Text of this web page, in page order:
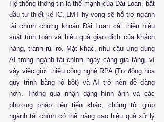
Hệ thống thông tin là thế mạnh của Đài Loan, bắt
đầu từ thiết kế IC, LMT hy vọng sẽ hỗ trợ ngành
tài chính chứng khoán Đài Loan cải thiện hiệu
suất tính toán và hiệu quả giao dịch của khách
hàng, tránh rủi ro. Mặt khác, nhu cầu ứng dụng
AI trong ngành tài chính ngày càng gia tăng, vì
vậy việc giới thiệu công nghệ RPA (Tự động hóa
quy trình bằng rô bốt) và AI trở nên dễ dàng
hơn. Thông qua nhận dạng hình ảnh và các
phương pháp tiên tiến khác, chúng tôi giúp
ngành tài chính có thể nâng cao hiệu quả xử lý